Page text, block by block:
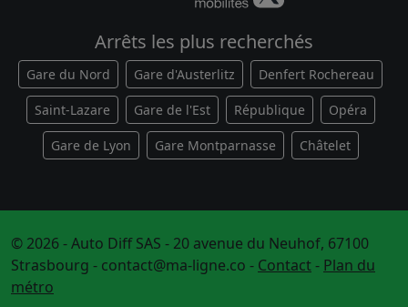
Arrêts les plus recherchés
Gare du Nord Gare d'Austerlitz Denfert Rochereau
Saint-Lazare Gare de l'Est République Opéra
Gare de Lyon Gare Montparnasse Châtelet
© 2026 - Auto Diff SAS - 20 avenue du Neuhof, 67100
Strasbourg - contact@ma-ligne.co - Contact- Plan du
métro